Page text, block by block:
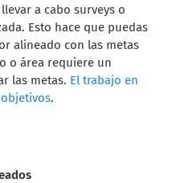
a cabo surveys o
Esto hace que puedas
alineado con las metas
o área requiere un
las metas. El trabajo en
.